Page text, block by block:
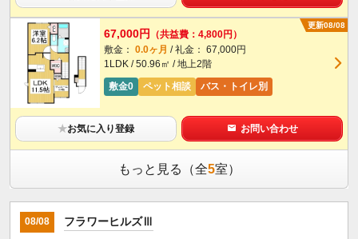
更新08/08
67,000円
（共益費：4,800円）
敷金： 0.0ヶ月 / 礼金： 67,000円
1LDK / 50.96㎡ / 地上2階
敷金0
ペット相談 バス・トイレ別
★お気に入り登録 お問い合わせ
もっと見る（全5室）
08/08 フラワーヒルズⅢ